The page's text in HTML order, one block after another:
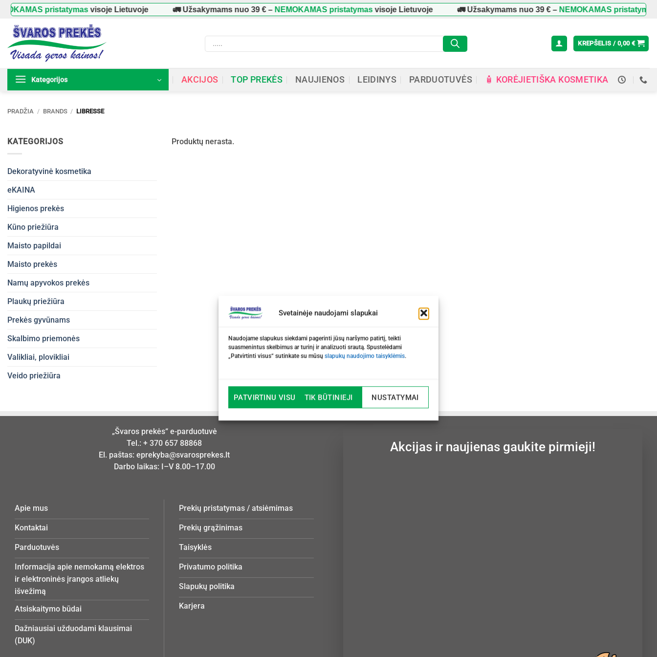
Svetainėje naudojami slapukai
Naudojame slapukus siekdami pagerinti jūsų naršymo patirtį, teikti
suasmenintus skelbimus ar turinį ir analizuoti srautą. Spustelėdami
„Patvirtinti visus“ sutinkate su mūsų slapukų naudojimo taisyklėmis.
PATVIRTINU VISUS TIK BŪTINIEJI NUSTATYMAI
Skip
content
pristatymasvisoje Lietuvoje 🚛 Užsakymams nuo39 €–NEMOKAMAS pristatymasvisoje Lietuvoje 🚛 Užsakymams nuo39 €–NEMOKAMAS pristatymas
Products
search
KREPŠELIS / 0,00 €
Kategorijos AKCIJOS TOP PREKĖS NAUJIENOS LEIDINYS PARDUOTUVĖS 🧴 KORĖJIETIŠKA KOSMETIKA
PRADŽIA / BRANDS / LIBRESSE
KATEGORIJOS
Dekoratyvinė kosmetika
eKAINA
Higienos prekės
Kūno priežiūra
Maisto papildai
Maisto prekės
Namų apyvokos prekės
Plaukų priežiūra
Prekės gyvūnams
Skalbimo priemonės
Valikliai, plovikliai
Veido priežiūra
Produktų nerasta.
„Švaros prekės“ e-parduotuvė
Tel.: + 370 657 88868
El. paštas: eprekyba@svarosprekes.lt
Darbo laikas: I–V 8.00–17.00
Apie mus
Kontaktai
Parduotuvės
Informacija apie nemokamą elektros
ir elektroninės įrangos atliekų
išvežimą
Atsiskaitymo būdai
Dažniausiai užduodami klausimai
(DUK)
Prekių pristatymas / atsiėmimas
Prekių grąžinimas
Taisyklės
Privatumo politika
Slapukų politika
Karjera
Akcijas ir naujienas gaukite pirmieji!